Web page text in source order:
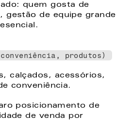
quem gosta de
gestão de equipe grande
produtos)
calçados, acessórios,
conveniência.
posicionamento de
de venda por